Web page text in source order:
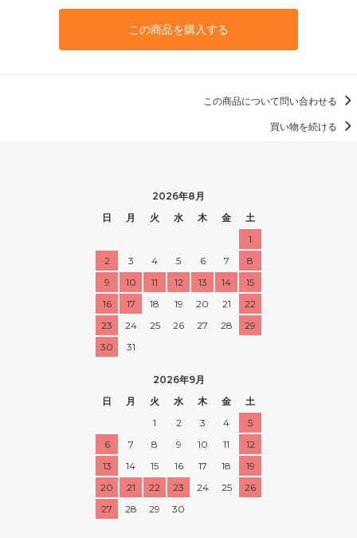
この商品を購入する
この商品について問い合わせる
買い物を続ける
2026年8月
日
月 火 水 木 金
土
1
2
3 4 5 6 7
8
9
10 11 12 13 14
15
16
17 18 19 20 21
22
23
24 25 26 27 28
29
30
31
2026年9月
日
月 火 水 木 金
土
1
2 3 4
5
6
7 8 9 10 11
12
13
14 15 16 17 18
19
20
21 22 23 24 25
26
27
28 29 30